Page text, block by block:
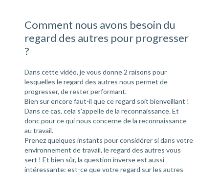
Comment nous avons besoin du
regard des autres pour progresser
?
Dans cette vidéo, je vous donne 2 raisons pour
lesquelles le regard des autres nous permet de
progresser, de rester performant.
Bien sur encore faut-il que ce regard soit bienveillant !
Dans ce cas, cela s'appelle de la reconnaissance. Et
donc pour ce qui nous concerne de la reconnaissance
au travail.
Prenez quelques instants pour considérer si dans votre
environnement de travail, le regard des autres vous
sert ! Et bien sûr, la question inverse est aussi
intéressante: est-ce que votre regard sur les autres